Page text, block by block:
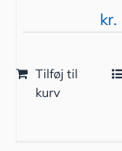
kr.
Tilføj til
kurv